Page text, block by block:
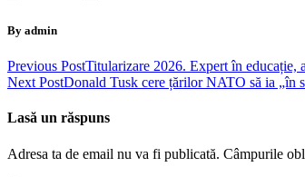
By admin
Previous PostTitularizare 2026. Expert în educație,
Next PostDonald Tusk cere țărilor NATO să ia „în
Lasă un răspuns
Adresa ta de email nu va fi publicată. Câmpurile